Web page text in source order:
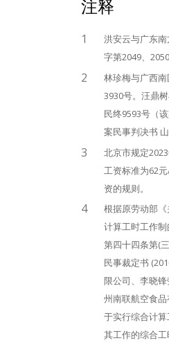
注释
1
洪安云与广东
字第2049、
2
林珍梅与广西
3930号。汪鼎
民终9593号（
案民事判决书
3
北京市规定
工资标准为62
资的规则。
4
根据原劳动部
计算工时工作
第四十四条第(
民事裁定书
限公司、李晓
州南联航空食
于实行综合计
其工作的综合